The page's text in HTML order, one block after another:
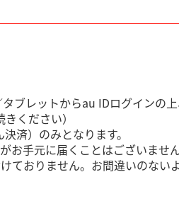
ブレットからau IDログインの
ください）
済）のみとなります。
お手元に届くことはございません
ておりません。お間違いのない